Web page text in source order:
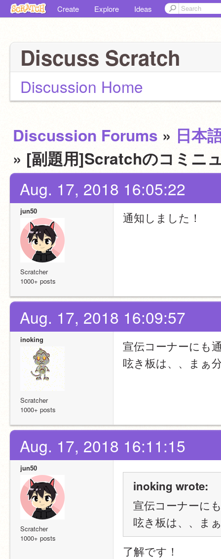
Create Explore Ideas
Discuss Scratch
Discussion Home
Discussion Forums » 日本
» [副題用]Scratchのコミニ
Aug. 17, 2018 16:05:22
jun50
Scratcher
1000+ posts
通知しました！
Aug. 17, 2018 16:09:57
inoking
Scratcher
1000+ posts
宣伝コーナーにも
呟き板は、、まぁ
Aug. 17, 2018 16:11:15
jun50
Scratcher
1000+ posts
inoking wrote:
宣伝コーナーに
呟き板は、、ま
了解です！